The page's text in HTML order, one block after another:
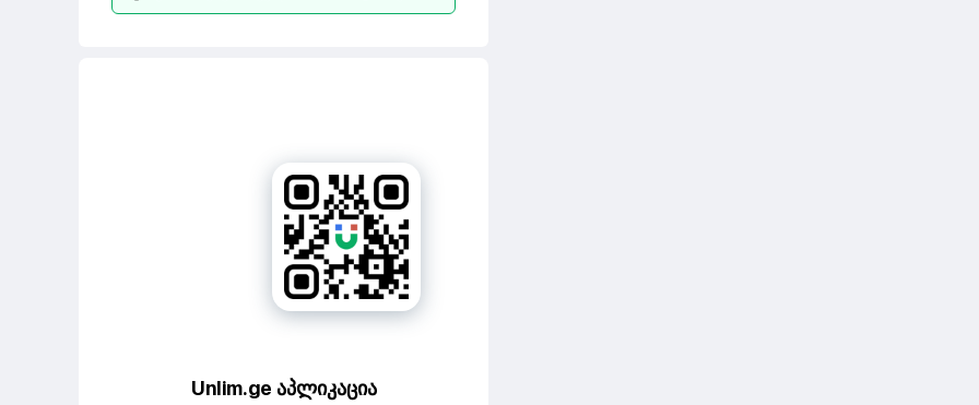
Unlim.ge აპლიკაცია